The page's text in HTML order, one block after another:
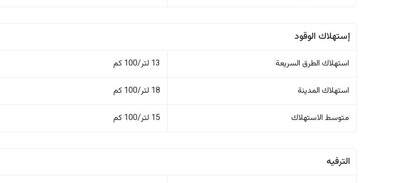
إستهلاك الوقود
استهلاك الطرق السريعة 13 لتر/100 كم
استهلاك المدينة 18 لتر/100 كم
متوسط الاستهلاك 15 لتر/100 كم
الترفيه